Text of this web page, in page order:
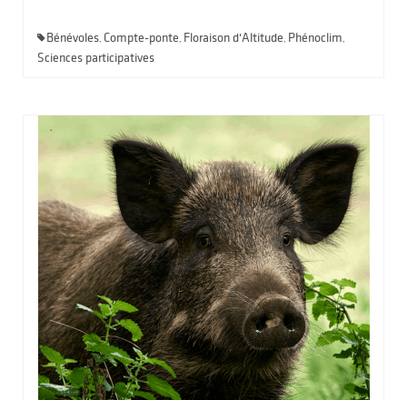
Bénévoles, Compte-ponte, Floraison d'Altitude, Phénoclim,
Sciences participatives